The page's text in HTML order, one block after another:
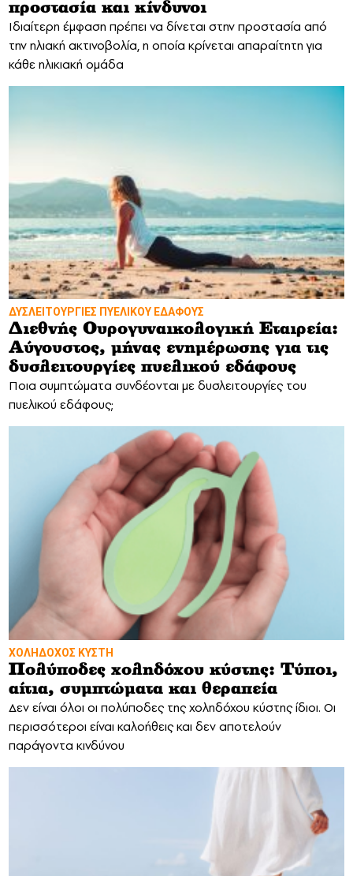
προστασία και κίνδυνοι
Ιδιαίτερη έμφαση πρέπει να δίνεται στην προστασία από
την ηλιακή ακτινοβολία, η οποία κρίνεται απαραίτητη για
κάθε ηλικιακή ομάδα
ΔΥΣΛΕΙΤΟΥΡΓΙΕΣ ΠΥΕΛΙΚΟΥ ΕΔΑΦΟΥΣ
Διεθνής Ουρογυναικολογική Εταιρεία:
Αύγουστος, μήνας ενημέρωσης για τις
δυσλειτουργίες πυελικού εδάφους
Ποια συμπτώματα συνδέονται με δυσλειτουργίες του
πυελικού εδάφους;
ΧΟΛΗΔΟΧΟΣ ΚΥΣΤΗ
Πολύποδες χοληδόχου κύστης: Τύποι,
αίτια, συμπτώματα και θεραπεία
Δεν είναι όλοι οι πολύποδες της χοληδόχου κύστης ίδιοι. Οι
περισσότεροι είναι καλοήθεις και δεν αποτελούν
παράγοντα κινδύνου